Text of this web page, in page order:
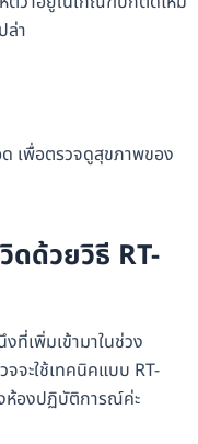
ล่า
ด เพื่อตรวจดูสุขภาพของ
ดด้วยวิธี RT-
ที่เพิ่มเข้ามาในช่วง
จะใช้เทคนิคแบบ RT-
ห้องปฏิบัติการณ์ค่ะ